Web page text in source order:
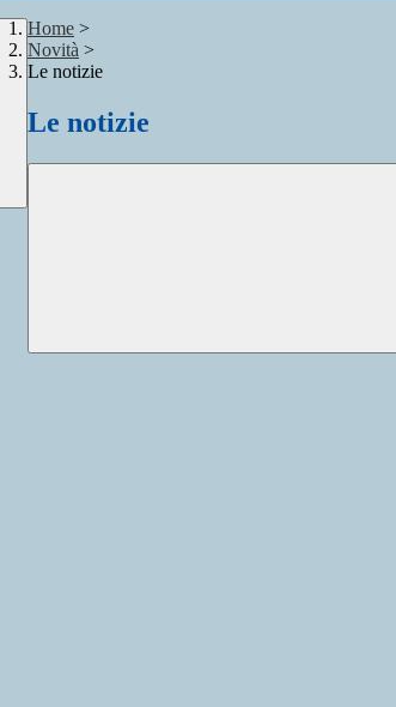
Home >
Novità >
Le notizie
Le notizie